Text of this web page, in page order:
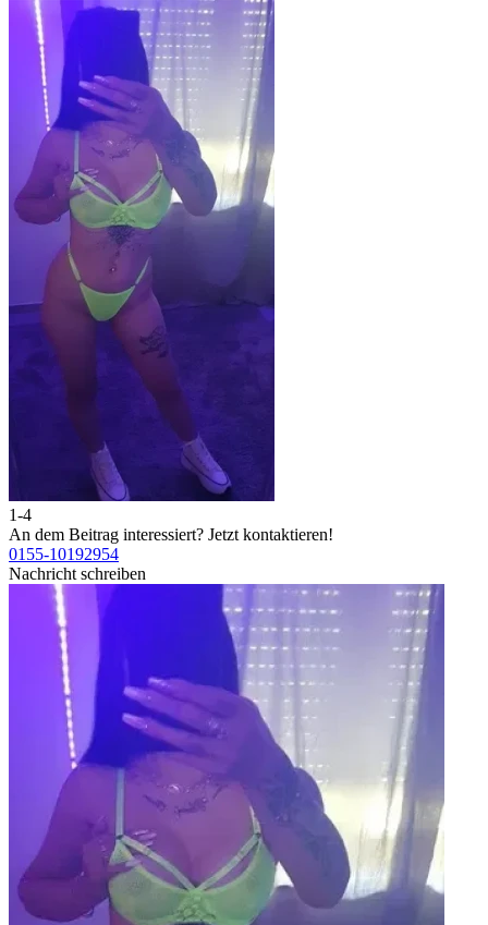
1-4
An dem Beitrag interessiert? Jetzt kontaktieren!
0155-10192954
Nachricht schreiben